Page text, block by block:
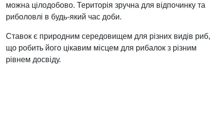
можна цілодобово. Територія зручна для відпочинку та
риболовлі в будь-який час доби.
Ставок є природним середовищем для різних видів риб,
що робить його цікавим місцем для рибалок з різним
рівнем досвіду.